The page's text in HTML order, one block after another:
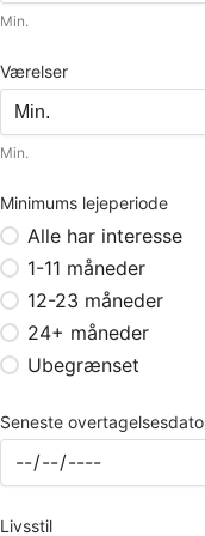
Min.
Værelser
Min.
Minimums lejeperiode
Alle har interesse
1-11 måneder
12-23 måneder
24+ måneder
Ubegrænset
Seneste overtagelsesdato
Livsstil